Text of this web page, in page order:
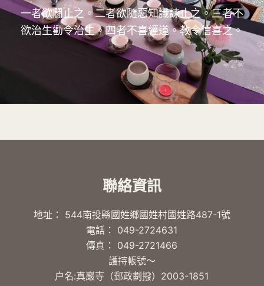
一者欲鬪止之。二者欲隨惡知識諫止之。三者不
欲治生勸令治生。四者不喜經道。教令信喜之。
聯絡資訊
地址： 544南投縣國姓鄉國姓村國姓路487-1號
電話： 049-2724631
傳真： 049-2721466
護持帳號～
户名:真巖寺（郵政劃撥）2003-1851